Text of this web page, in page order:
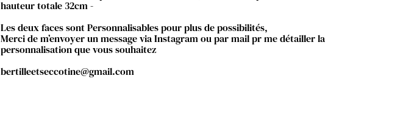
hauteur totale 32cm -
Les deux faces sont Personnalisables pour plus de possibilités,
Merci de m’envoyer un message via Instagram ou par mail pr me détailler la
personnalisation que vous souhaitez
bertilleetseccotine@gmail.com